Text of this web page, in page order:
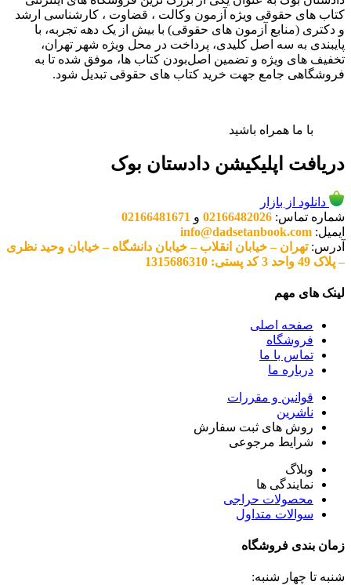
کتاب های حقوقی ویژه آزمون وکالت ، قضاوت ، کارشناسی ارشد
و دکتری (منابع آزمون های حقوقی) با بیش از یک دهه تجربه، با
پایبندی به سه اصل کلیدی، پرداخت در محل ویژه شهر تهران،
تخفیف های ویژه و تضمین اصل‌بودن کتاب ها، موفق شده تا به
فروشگاهی جامع جهت خرید کتاب های حقوقی تبدیل شود.
با ما همراه باشید
دریافت اپلیکیشن دادستان بوک
دانلود از بازار
شماره تماس: 02166482026 و 02166481671
ایمیل: info@dadsetanbook.com
آدرس:تهران – خیابان انقلاب – خیابان دانشگاه – خیابان وحید نظری
– پلاک 49 واحد 3 کد پستی: 1315686310
لینک های مهم
صفحه اصلی
فروشگاه
تماس با ما
درباره ما
قوانین و مقررات
ناشرین
روش های ثبت سفارش
شرایط مرجوعی
وبلاگ
نمایندگی ها
محصولات حراجی
سوالات متداول
زمان بندی فروشگاه
شنبه تا چهار شنبه: